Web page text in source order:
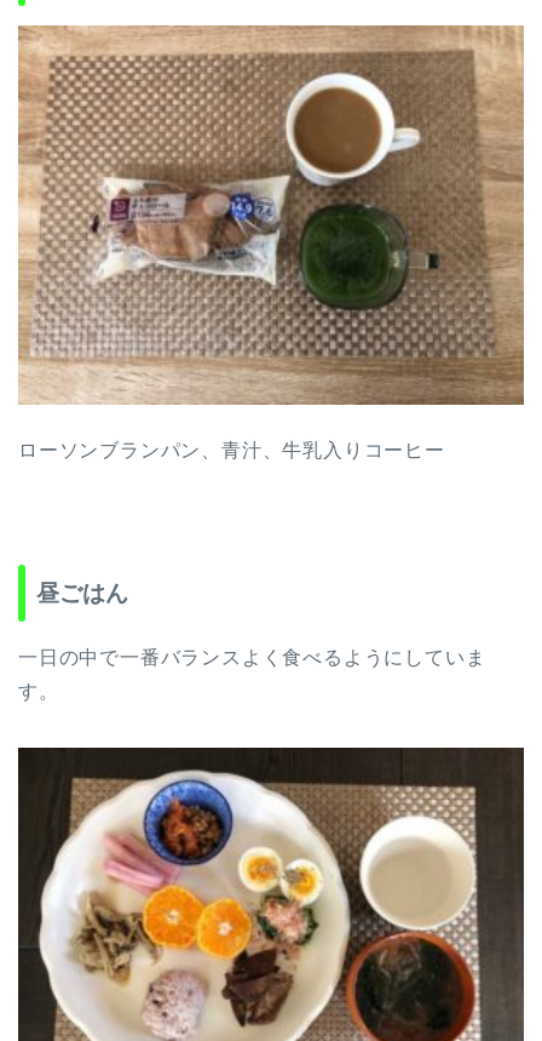
ローソンブランパン、青汁、牛乳入りコーヒー
昼ごはん
一日の中で一番バランスよく食べるようにしていま
す。